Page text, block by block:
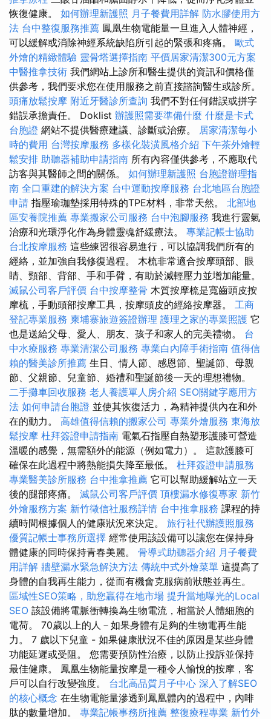
恢復健康。 如何辦理新護照 月子餐費用詳解 防水膠使用方
法 台中整復服務推薦 鳳凰生物電能量一旦進入人體神經，
可以緩解或消除神經系統缺陷所引起的緊張和疼痛。 歐式
外燴的精緻體驗 靈骨塔選擇指南 平價居家清潔300元方案
中醫推拿技術 我們網站上診所和醫生提供的資訊和價格僅
供參考，我們要求您在使用服務之前直接諮詢醫生或診所。
頭痛放鬆按摩 附近牙醫診所查詢 我們不對任何錯誤或拼字
錯誤承擔責任。 Doklist 辦護照需要準備什麼 什麼是卡式
台胞證 網站不提供醫療建議、診斷或治療。 居家清潔每小
時的費用 台灣按摩服務 多樣化裝潢風格介紹 下午茶外燴輕
鬆安排 助聽器補助申請指南 所有內容僅供參考，不應取代
訪客與其醫師之間的關係。 如何辦理新護照 台胞證辦理指
南 全口重建的解決方案 台中運動按摩服務 台北地區台胞證
申請 指壓瑜珈墊採用特殊的TPE材料，非常天然。 北部地
區安養院推薦 專業搬家公司服務 台中泡腳服務 我進行靈氣
治療和光環淨化作為身體靈魂舒緩療法。 專業記帳士協助
台北按摩服務 這些練習很容易進行，可以協調我們所有的
經絡，並加強自我修復過程。 木梳非常適合按摩頭部、眼
睛、頸部、背部、手和手臂，有助於減輕壓力並增加能量。
滅鼠公司客戶評價 台中按摩整骨 木質按摩梳是寬齒頭皮按
摩梳，手動頭部按摩工具，按摩頭皮的經絡按摩器。 工商
登記專業服務 柬埔寨旅遊簽證辦理 護理之家的專業照護 它
也是送給父母、愛人、朋友、孩子和家人的完美禮物。 台
中水療服務 專業清潔公司服務 專業白內障手術指南 值得信
賴的醫美診所推薦 生日、情人節、感恩節、聖誕節、母親
節、父親節、兒童節、婚禮和聖誕節後一天的理想禮物。
二手攤車回收服務 老人養護單人房介紹 SEO關鍵字應用方
法 如何申請台胞證 並使其恢復活力，為精神提供內在和外
在的動力。 高雄值得信賴的搬家公司 專業外燴服務 東海放
鬆按摩 杜拜簽證申請指南 電氣石指壓自熱塑形護膝可營造
溫暖的感覺，無需額外的能源（例如電力）。 這款護膝可
確保在此過程中將熱能損失降至最低。 杜拜簽證申請服務
專業醫美診所服務 台中推拿推薦 它可以幫助緩解站立一天
後的腿部疼痛。 滅鼠公司客戶評價 頂樓漏水修復專家 新竹
外燴服務方案 新竹徵信社服務詳情 台中推拿服務 課程的持
續時間根據個人的健康狀況來決定。 旅行社代辦護照服務
優質記帳士事務所選擇 經常使用該設備可以讓您在保持身
體健康的同時保持青春美麗。 骨導式助聽器介紹 月子餐費
用詳解 牆壁漏水緊急解決方法 傳統中式外燴菜單 這提高了
身體的自我再生能力，從而有機會克服病前狀態並再生。
區域性SEO策略，助您贏得在地市場 提升當地曝光的Local
SEO 該設備將電脈衝轉換為生物電流，相當於人體細胞的
電荷。 70歲以上的人－如果身體有足夠的生物電再生能
力。 7 歲以下兒童 - 如果健康狀況不佳的原因是某些身體
功能延遲或受阻。 您需要預防性治療，以防止投訴並保持
最佳健康。 鳳凰生物能量按摩是一種令人愉悅的按摩，客
戶可以自行改變強度。 台北高品質月子中心 深入了解SEO
的核心概念 在生物電能量滲透到鳳凰體內的過程中，內啡
肽的數量增加。 專業記帳事務所推薦 整復療程專業 新竹外